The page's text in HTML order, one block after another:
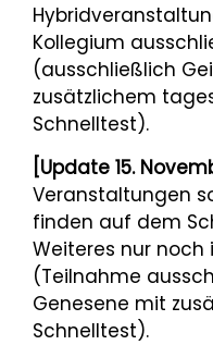
Kollegium
(ausschließlich
zusätzlichem
Schnelltest).
[Update 15.
Veranstaltungen
finden auf dem
Weiteres nur noch
(Teilnahme
Genesene mit
Schnelltest).